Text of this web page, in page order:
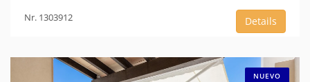
Nr. 1303912 Details
NUEVO